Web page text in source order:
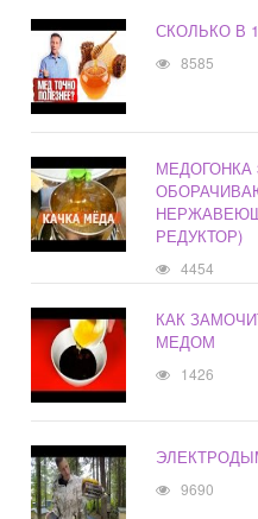
СКОЛЬКО В
8585
МЕДОГОНКА
РЕДУКТОР)
4454
КАК
МЕДОМ
1426
9690